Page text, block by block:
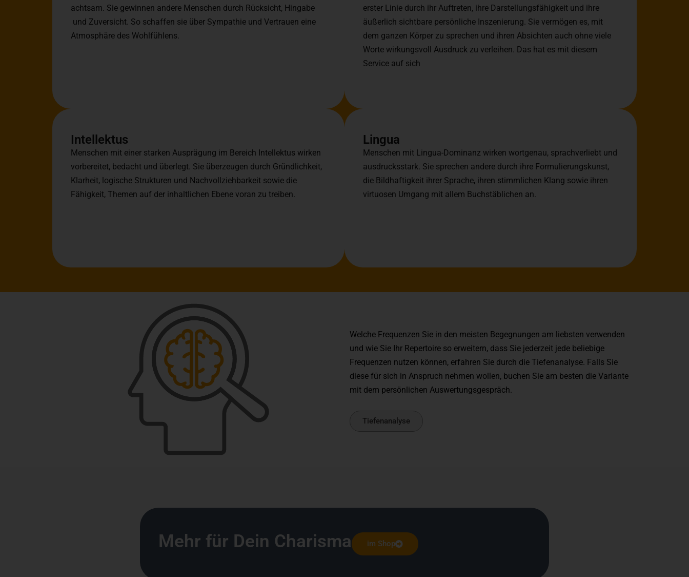
achtsam. Sie gewinnen andere Menschen durch Rücksicht, Hingabe
und Zuversicht. So schaffen sie über Sympathie und Vertrauen eine
Atmosphäre des Wohlfühlens.
erster Linie durch ihr Auftreten, ihre Darstellungsfähigkeit und ihre
äußerlich sichtbare persönliche Inszenierung. Sie vermögen es, mit
dem ganzen Körper zu sprechen und ihren Absichten auch ohne viele
Worte wirkungsvoll Ausdruck zu verleihen. Das hat es mit diesem
Service auf sich
Intellektus
Menschen mit einer starken Ausprägung im Bereich Intellektus wirken
vorbereitet, bedacht und überlegt. Sie überzeugen durch Gründlichkeit,
Klarheit, logische Strukturen und Nachvollziehbarkeit sowie die
Fähigkeit, Themen auf der inhaltlichen Ebene voran zu treiben.
Lingua
Menschen mit Lingua-Dominanz wirken wortgenau, sprachverliebt und
ausdrucksstark. Sie sprechen andere durch ihre Formulierungskunst,
die Bildhaftigkeit ihrer Sprache, ihren stimmlichen Klang sowie ihren
virtuosen Umgang mit allem Buchstäblichen an.
Welche Frequenzen Sie in den meisten Begegnungen am liebsten verwenden
und wie Sie Ihr Repertoire so erweitern, dass Sie jederzeit jede beliebige
Frequenzen nutzen können, erfahren Sie durch die Tiefenanalyse. Falls Sie
diese für sich in Anspruch nehmen wollen, buchen Sie am besten die Variante
mit dem persönlichen Auswertungsgespräch.
Tiefenanalyse
Mehr für Dein Charisma im Shop